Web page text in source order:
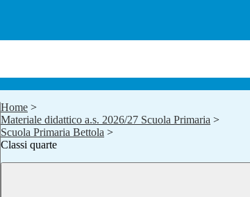
Home >
Materiale didattico a.s. 2026/27 Scuola Primaria >
Scuola Primaria Bettola >
Classi quarte